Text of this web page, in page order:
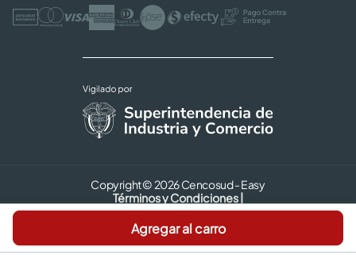
Agregar al carro
Copyright © 2026 Cencosud - Easy
Términos y Condiciones |
Seguridad y Privacidad |
Código de ética